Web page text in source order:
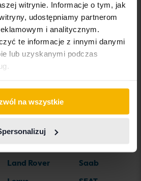
witrynie. Informacje o tym, jak
udostępniamy partnerom
i analitycznym.
te informacje z innymi danymi
lub uzyskanymi podczas
na wszystkie
Hyundai
Iveco
Jaguar
Land Rover
Polestar
Saab